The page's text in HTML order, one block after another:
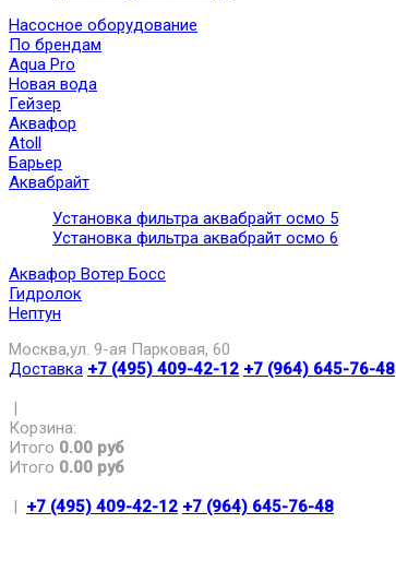
Насосное оборудование
По брендам
Aqua Pro
Новая вода
Гейзер
Аквафор
Atoll
Барьер
Аквабрайт
Установка фильтра аквабрайт осмо 5
Установка фильтра аквабрайт осмо 6
Аквафор Вотер Босс
Гидролок
Нептун
Москва,ул. 9-ая Парковая, 60
Доставка +7 (495) 409-42-12 +7 (964) 645-76-48
|
Корзина:
Итого 0.00 руб
Итого 0.00 руб
| +7 (495) 409-42-12 +7 (964) 645-76-48